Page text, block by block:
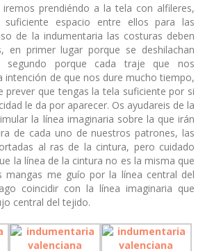
prendiéndo a la tela con alfileres,
espacio entre ellos para las
de la indumentaria las costuras deben
en primer lugar porque se deshilachan
segundo porque cada traje que nos
intención de que nos dure mucho tiempo,
prever que tengas la tela suficiente por si
le da por aparecer. Os ayudareis de la
la línea imaginaria sobre la que irán
de cada uno de nuestros patrones, las
al ras de la cintura, pero cuidado
la línea de la cintura no es la misma que
mangas me guío por la línea central del
coincidir con la línea imaginaria que
central del tejido.